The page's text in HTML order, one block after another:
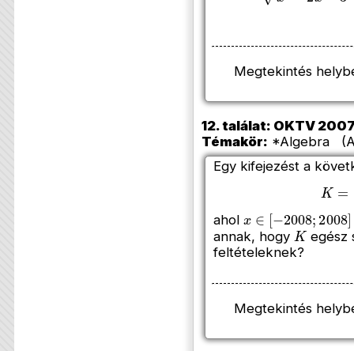
Megtekintés
12. találat: OKTV
Témakör: *Algebra
Egy kifejezést a
K=
ahol − 2008 2008
annak, hogy Kegész
feltételeknek?
Megtekintés